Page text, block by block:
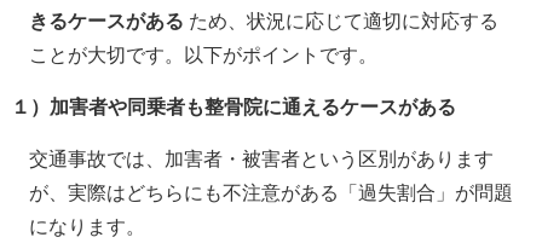
きるケースがある ため、状況に応じて適切に対応する
ことが大切です。以下がポイントです。
１）加害者や同乗者も整骨院に通えるケースがある
交通事故では、加害者・被害者という区別があります
が、実際はどちらにも不注意がある「過失割合」が問題
になります。